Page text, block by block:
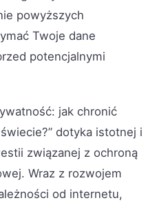
powyższych
Twoje dane
potencjalnymi
jak chronić
dotyka istotnej i
związanej z ochroną
Wraz z rozwojem
od internetu,